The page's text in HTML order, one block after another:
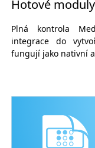
Hotové
Plná kontrola
integrace do
fungují jako nativní